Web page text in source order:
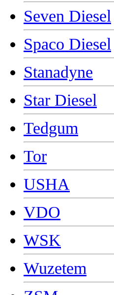
Seven Diesel
Spaco Diesel
Stanadyne
Star Diesel
Tedgum
Tor
USHA
VDO
WSK
Wuzetem